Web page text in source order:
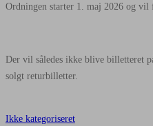
Ordningen starter 1. maj 2026 og
Der vil således ikke blive billetteret
solgt returbilletter.
Ikke kategoriseret